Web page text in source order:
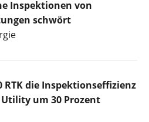
Inspektionen von
schwört
RTK die Inspektionseffizienz
um 30 Prozent